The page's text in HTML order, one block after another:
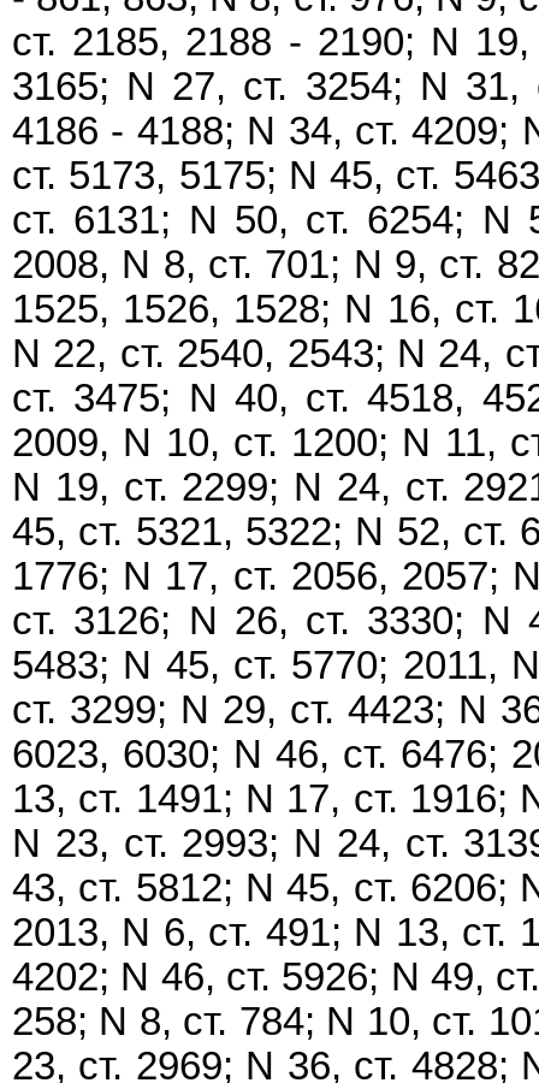
ст. 2185, 2188 - 2190; N
3165; N 27, ст. 3254; N 31,
4186 - 4188; N 34, ст. 4209;
ст. 5173, 5175; N 45, ст.
ст. 6131; N 50, ст. 6254; N
2008, N 8, ст. 701; N 9, ст.
1525, 1526, 1528; N 16, ст.
N 22, ст. 2540, 2543; N 24,
ст. 3475; N 40, ст. 4518,
2009, N 10, ст. 1200; N 11,
N 19, ст. 2299; N 24, ст.
45, ст. 5321, 5322; N 52, ст.
1776; N 17, ст. 2056, 2057;
ст. 3126; N 26, ст. 3330; N
5483; N 45, ст. 5770; 2011,
ст. 3299; N 29, ст. 4423; N
6023, 6030; N 46, ст. 6476;
13, ст. 1491; N 17, ст. 1916;
N 23, ст. 2993; N 24, ст.
43, ст. 5812; N 45, ст. 6206;
2013, N 6, ст. 491; N 13, ст.
4202; N 46, ст. 5926; N 49,
258; N 8, ст. 784; N 10, ст.
23, ст. 2969; N 36, ст. 4828;